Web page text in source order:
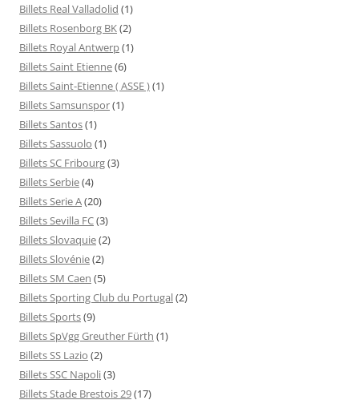
Billets Real Valladolid (1)
Billets Rosenborg BK(2)
Billets Royal Antwerp(1)
Billets Saint Etienne(6)
Billets Saint-Etienne ( ASSE )(1)
Billets Samsunspor(1)
Billets Santos(1)
Billets Sassuolo (1)
Billets SC Fribourg(3)
Billets Serbie(4)
Billets Serie A(20)
Billets Sevilla FC(3)
Billets Slovaquie(2)
Billets Slovénie(2)
Billets SM Caen (5)
Billets Sporting Club du Portugal(2)
Billets Sports(9)
Billets SpVgg Greuther Fürth (1)
Billets SS Lazio (2)
Billets SSC Napoli(3)
Billets Stade Brestois 29(17)